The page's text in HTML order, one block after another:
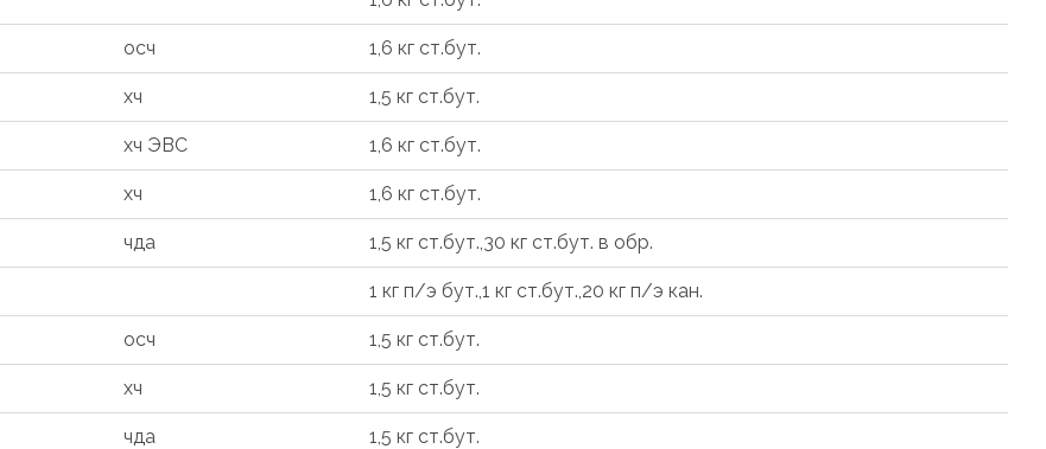
осч 1,6 кг ст.бут.
хч 1,5 кг ст.бут.
хч ЭВС 1,6 кг ст.бут.
хч 1,6 кг ст.бут.
чда 1,5 кг ст.бут.,30 кг ст.бут. в обр.
1 кг п/э бут.,1 кг ст.бут.,20 кг п/э кан.
осч 1,5 кг ст.бут.
хч 1,5 кг ст.бут.
чда 1,5 кг ст.бут.